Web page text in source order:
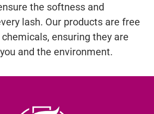
the softness and
lash. Our products are free
ensuring they are
and the environment.